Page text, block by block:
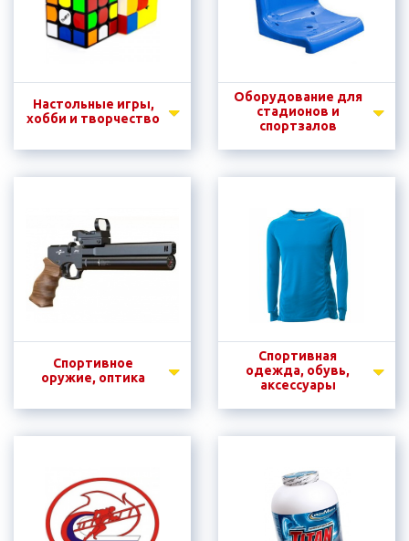
Настольные игры,
хобби и творчество
Оборудование для
стадионов и
спортзалов
Спортивное
оружие, оптика
Спортивная
одежда, обувь,
аксессуары